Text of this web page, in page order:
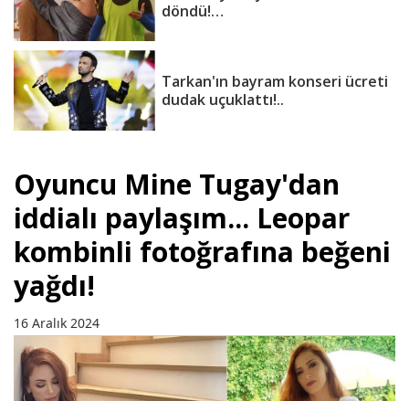
döndü!…
Tarkan'ın bayram konseri ücreti
dudak uçuklattı!..
Oyuncu Mine Tugay'dan
iddialı paylaşım... Leopar
kombinli fotoğrafına beğeni
yağdı!
16 Aralık 2024